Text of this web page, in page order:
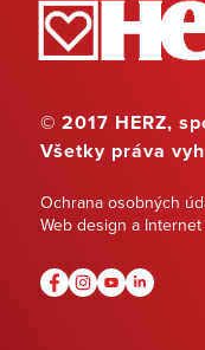
© 2017 HERZ,
Všetky práva
Ochrana osobných
Web design a